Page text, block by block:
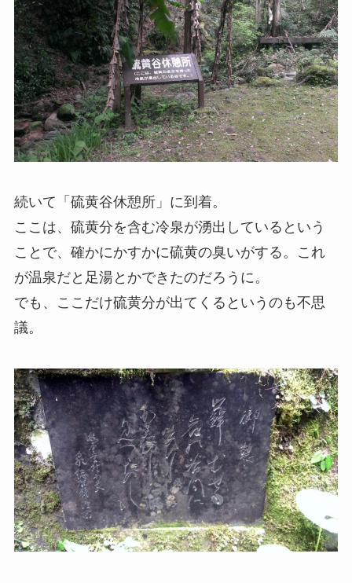
続いて「硫黄谷休憩所」に到着。
ここは、硫黄分を含む冷泉が湧出しているという
ことで、確かにかすかに硫黄の臭いがする。これ
が温泉だと足湯とかできたのだろうに。
でも、ここだけ硫黄分が出てくるというのも不思
議。